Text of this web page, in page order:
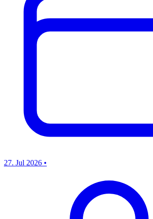
27. Jul 2026 •